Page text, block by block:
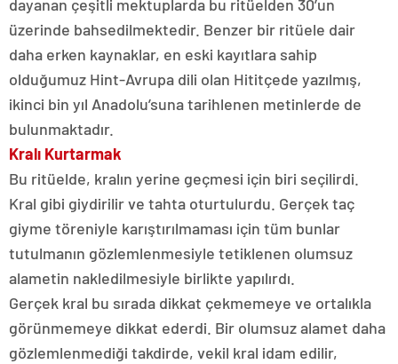
dayanan çeşitli mektuplarda bu ritüelden 30’un
üzerinde bahsedilmektedir. Benzer bir ritüele dair
daha erken kaynaklar, en eski kayıtlara sahip
olduğumuz Hint-Avrupa dili olan Hititçede yazılmış,
ikinci bin yıl Anadolu’suna tarihlenen metinlerde de
bulunmaktadır.
Kralı Kurtarmak
Bu ritüelde, kralın yerine geçmesi için biri seçilirdi.
Kral gibi giydirilir ve tahta oturtulurdu. Gerçek taç
giyme töreniyle karıştırılmaması için tüm bunlar
tutulmanın gözlemlenmesiyle tetiklenen olumsuz
alametin nakledilmesiyle birlikte yapılırdı.
Gerçek kral bu sırada dikkat çekmemeye ve ortalıkla
görünmemeye dikkat ederdi. Bir olumsuz alamet daha
gözlemlenmediği takdirde, vekil kral idam edilir,